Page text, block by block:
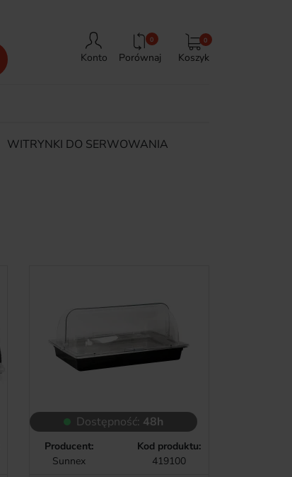
Konto
0
Porównaj Koszyk
0
WITRYNKI DO SERWOWANIA
Dostępność: 48h
Producent:
Sunnex
Kod produktu:
419100